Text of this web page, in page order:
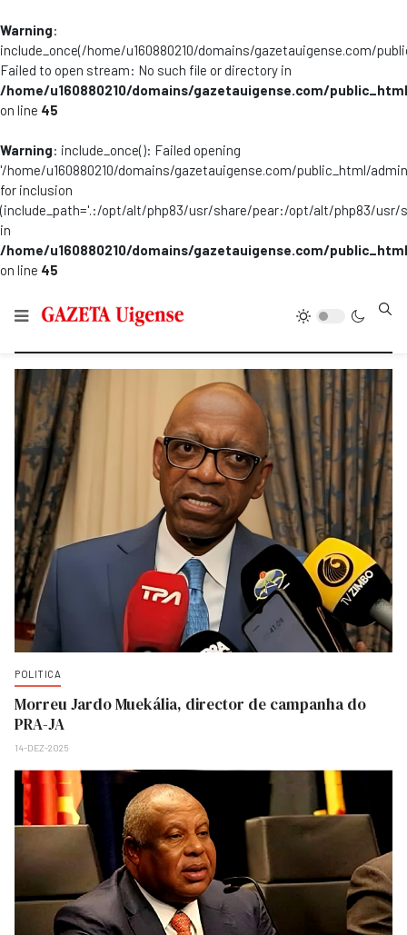
Warning:
include_once(/home/u160880210/domains/gazetauigense.com/
Failed to open stream: No such file or directory in
/home/u160880210/domains/gazetauigense.com/
on line 45
Warning: include_once(): Failed opening
'/home/u160880210/domains/gazetauigense.com/public_html/
for inclusion
(include_path='.:/opt/alt/php83/usr/share/pear:/opt/alt/php83/
in
/home/u160880210/domains/gazetauigense.com/
on line 45
POLITICA
Morreu Jardo Muekália, director de campanha do
PRA-JA
14-DEZ-2025